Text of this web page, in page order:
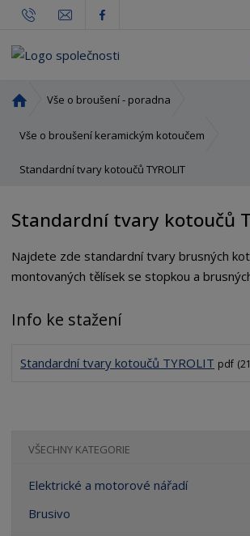
o
n
t
a
n
Vše o broušení - poradna
Vše o broušení keramickým kotoučem
Standardní tvary kotoučů TYROLIT
Standardní tvary kotoučů
Najdete zde standardní tvary brusných
montovaných tělísek se stopkou a
Info ke stažení
Standardní tvary kotoučů TYROLIT pdf
VŠECHNY KATEGORIE
Elektrické a motorové nářadí
Brusivo